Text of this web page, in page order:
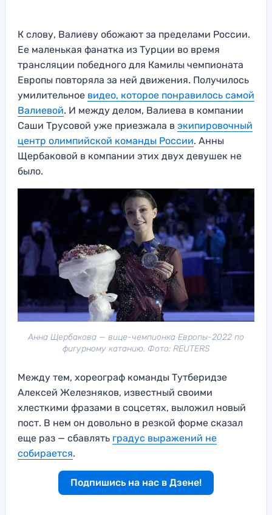
К слову, Валиеву обожают за пределами России.
Ее маленькая фанатка из Турции во время
трансляции победного для Камилы чемпионата
Европы повторяла за ней движения. Получилось
умилительное видео, которое понравилось самой
Валиевой. И между делом, Валиева в компании
Саши Трусовой уже приезжала в экипировочный
центр олимпийской команды России. Анны
Щербаковой в компании этих двух девушек не
было.
Анна Щербакова — вице-чемпионка Европы-2022 по
фигурному катанию. Фото: REUTERS
Между тем, хореограф команды Тутберидзе
Алексей Железняков, известный своими
хлесткими фразами в соцсетях, выложил новый
пост. В нем он довольно в резкой форме сказал
еще раз — сбавлять градус выражений не
собирается.
Подпишись на нас в Дзене!